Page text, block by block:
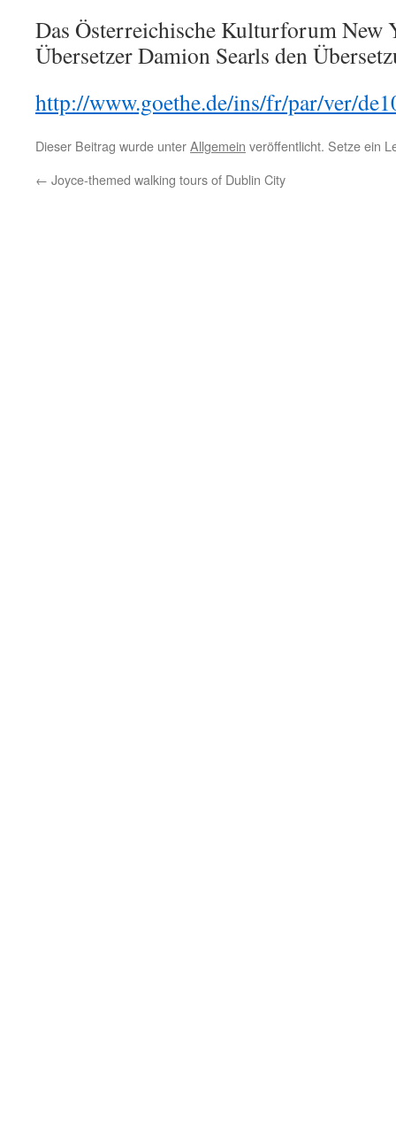
Das Österreichische Kulturforum New
Übersetzer Damion Searls den
http://www.goethe.de/ins/fr/par/ver/
Dieser Beitrag wurde unterAllgemein veröffentlicht. Setze ein
← Joyce-themed walking tours of Dublin City